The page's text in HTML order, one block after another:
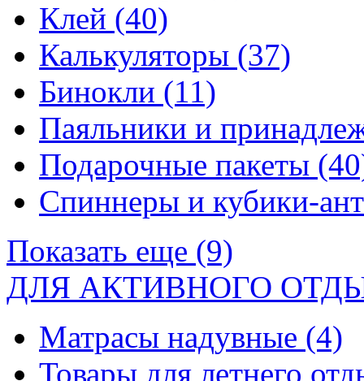
Клей (40)
Калькуляторы (37)
Бинокли (11)
Паяльники и
Подарочные пакеты
Спиннеры и кубики-
Показать еще (9)
ДЛЯ АКТИВНОГО
Матрасы надувные (4)
Товары для летнего